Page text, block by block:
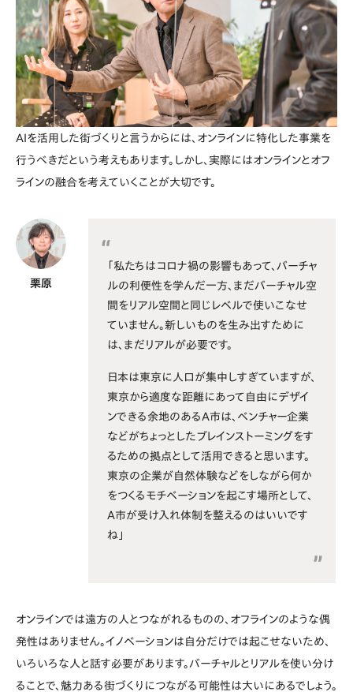
AIを活用した街づくりと言うからには、オンラインに特化した事業を
行うべきだという考えもあります。しかし、実際にはオンラインとオフ
ラインの融合を考えていくことが大切です。
栗原
「私たちはコロナ禍の影響もあって、バーチャ
ルの利便性を学んだ一方、まだバーチャル空
間をリアル空間と同じレベルで使いこなせ
ていません。新しいものを生み出すために
は、まだリアルが必要です。
日本は東京に人口が集中しすぎていますが、
東京から適度な距離にあって自由にデザイ
ンできる余地のあるA市は、ベンチャー企業
などがちょっとしたブレインストーミングをす
るための拠点として活用できると思います。
東京の企業が自然体験などをしながら何か
をつくるモチベーションを起こす場所として、
A市が受け入れ体制を整えるのはいいです
ね」
オンラインでは遠方の人とつながれるものの、オフラインのような偶
発性はありません。イノベーションは自分だけでは起こせないため、
いろいろな人と話す必要があります。バーチャルとリアルを使い分け
ることで、魅力ある街づくりにつながる可能性は大いにあるでしょう。